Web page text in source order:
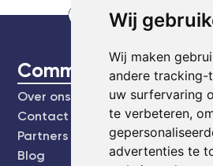
Wij
Wij maken
andere tracking-
uw surfervaring
te verbeteren,
advertenties te
CommonEasy
Over ons
Contact
Partners
Blog